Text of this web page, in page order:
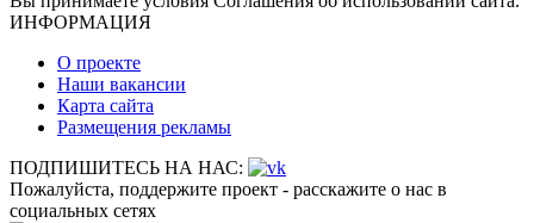
ИНФОРМАЦИЯ
О проекте
Наши вакансии
Карта сайта
Размещения рекламы
ПОДПИШИТЕСЬ НА НАС:
Пожалуйста, поддержите проект - расскажите о нас в
социальных сетях